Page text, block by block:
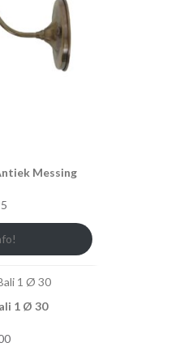
Messing
1 Ø 30